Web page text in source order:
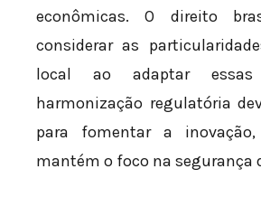
econômicas. O direito
considerar as
local ao adaptar
harmonização regulatória
para fomentar a
mantém o foco na segurança